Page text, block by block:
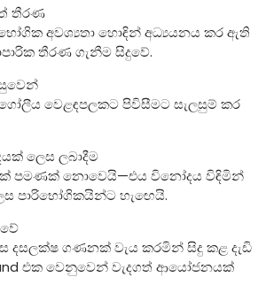
තීරණ
අවශ්‍යතා හොඳින් අධ්‍යයනය කර ඇති
තීරණ ගැනීම සිදුවේ.
වෙළඳපලකට පිවිසීමට සැලසුම් කර
ලෙස ලබාදීම
පමණක් නොවෙයි—එය විනෝදය විඳිමින්
පාරිභෝගිකයින්ට හැඟෙයි.
දසලක්ෂ ගණනක් වැය කරමින් සිදු කළ දැඩි
එක වෙනුවෙන් වැදගත් ආයෝජනයක්